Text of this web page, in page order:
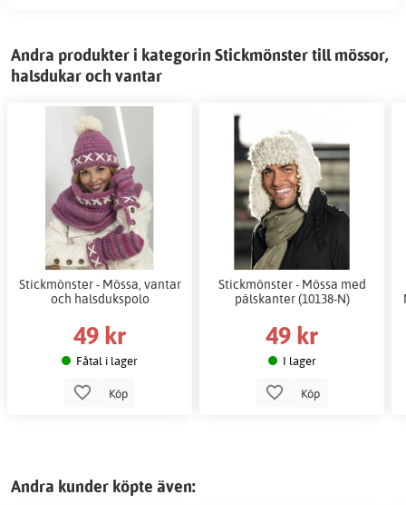
Andra produkter i kategorin Stickmönster till mössor,
halsdukar och vantar
Stickmönster - Mössa, vantar
och halsdukspolo
49 kr
Fåtal i lager
Köp
Stickmönster - Mössa med
pälskanter (10138-N)
49 kr
I lager
Köp
Andra kunder köpte även: